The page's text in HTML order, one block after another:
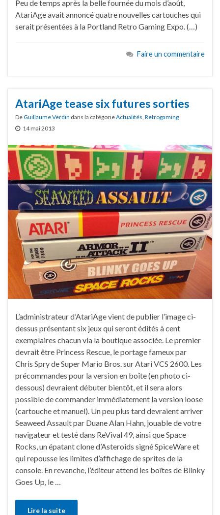
Peu de temps après la belle fournée du mois d’août,
AtariAge avait annoncé quatre nouvelles cartouches qui
serait présentées à la Portland Retro Gaming Expo. (…)
Faire un commentaire
AtariAge tease six futures sorties
DeGuillaume Verdin dans la catégorieActualités, Retrogaming
14 mai 2013
L’administrateur d’AtariAge vient de publier l’image ci-
dessus présentant six jeux qui seront édités à cent
exemplaires chacun via la boutique associée. Le premier
devrait être Princess Rescue, le portage fameux par
Chris Spry de Super Mario Bros. sur Atari VCS 2600. Les
précommandes pour la version en boîte (en photo ci-
dessous) devraient débuter bientôt, et il sera alors
possible de commander immédiatement la version loose
(cartouche et manuel). Un peu plus tard devraient arriver
Seaweed Assault par Duane Alan Hahn, jouable de votre
navigateur et testé dans ReVival 49, ainsi que Space
Rocks, un épatant clone d’Asteroids signé SpiceWare et
qui repousse les limites d’affichage de sprites de la
console. En revanche, l’éditeur attend les boîtes de Blinky
Goes Up, le …
Lire la suite